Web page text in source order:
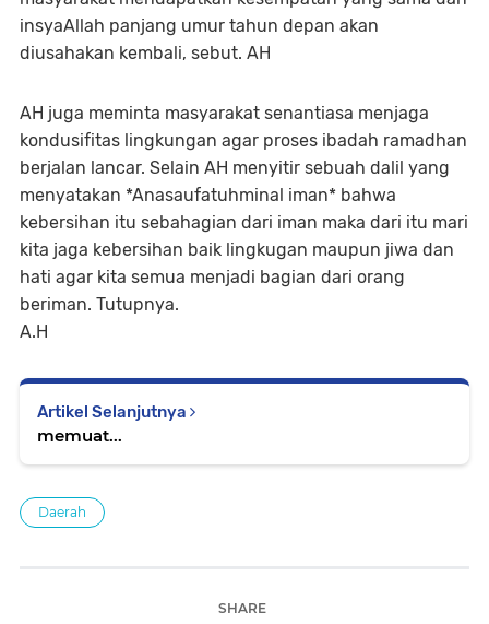
insyaAllah panjang umur tahun depan akan
diusahakan kembali, sebut. AH
AH juga meminta masyarakat senantiasa menjaga
kondusifitas lingkungan agar proses ibadah ramadhan
berjalan lancar. Selain AH menyitir sebuah dalil yang
menyatakan *Anasaufatuhminal iman* bahwa
kebersihan itu sebahagian dari iman maka dari itu mari
kita jaga kebersihan baik lingkugan maupun jiwa dan
hati agar kita semua menjadi bagian dari orang
beriman. Tutupnya.
A.H
Artikel Selanjutnya
memuat...
Daerah
SHARE